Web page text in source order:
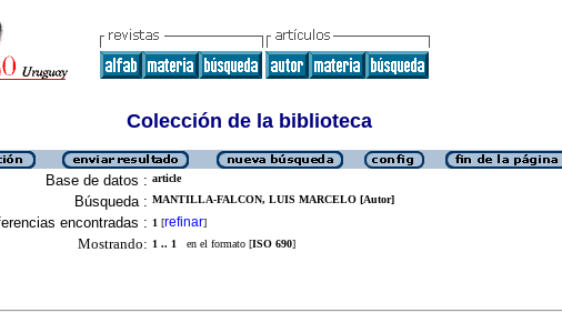
Colección de la biblioteca
Base de datos : article
Búsqueda : MANTILLA-FALCON, LUIS MARCELO [Autor]
encontradas : 1 [refinar]
Mostrando: 1 .. 1 en el formato [ISO 690]